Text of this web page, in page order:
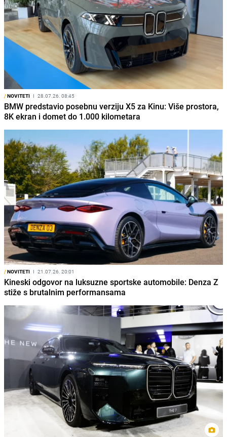
/NOVITETI I 28.07.26. 08:45
BMW predstavio posebnu verziju X5 za Kinu: Više prostora,
8K ekran i domet do 1.000 kilometara
/NOVITETI I 21.07.26. 20:01
Kineski odgovor na luksuzne sportske automobile: Denza Z
stiže s brutalnim performansama